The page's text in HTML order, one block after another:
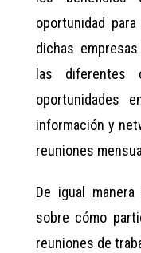
oportunidad
dichas
las diferentes
oportunidades
información y
reuniones
De igual
sobre cómo
reuniones de